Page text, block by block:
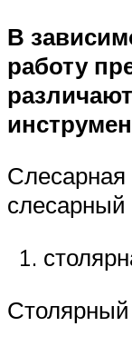
В
работу
Слесарная
слесарный